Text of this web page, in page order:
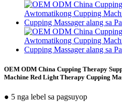
OEM ODM China Cupping Therapy
Machine Red Light Therapy Cupping
● 5 nga lebel sa pagsuyop